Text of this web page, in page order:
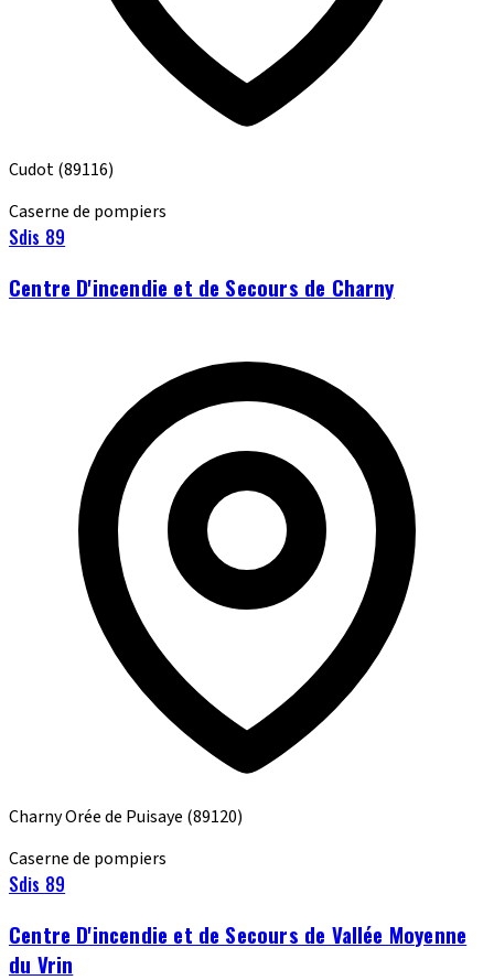
Cudot(89116)
Caserne de pompiers
Sdis 89
Centre D'incendie et de Secours de Charny
Charny Orée de Puisaye (89120)
Caserne de pompiers
Sdis 89
Centre D'incendie et de Secours de Vallée Moyenne
du Vrin